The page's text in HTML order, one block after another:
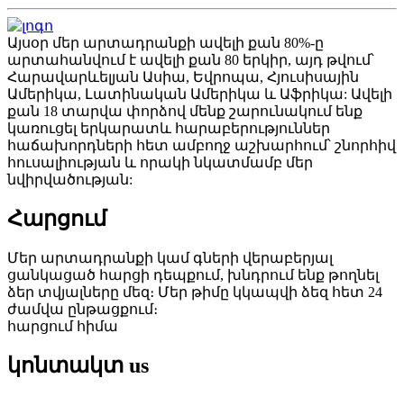
Այսօր մեր արտադրանքի ավելի քան 80%-ը
արտահանվում է ավելի քան 80 երկիր, այդ թվում՝
Հարավարևելյան Ասիա, Եվրոպա, Հյուսիսային
Ամերիկա, Լատինական Ամերիկա և Աֆրիկա: Ավելի
քան 18 տարվա փորձով մենք շարունակում ենք
կառուցել երկարատև հարաբերություններ
հաճախորդների հետ ամբողջ աշխարհում՝ շնորհիվ
հուսալիության և որակի նկատմամբ մեր
նվիրվածության:
Հարցում
Մեր արտադրանքի կամ գների վերաբերյալ
ցանկացած հարցի դեպքում, խնդրում ենք թողնել
ձեր տվյալները մեզ։ Մեր թիմը կկապվի ձեզ հետ 24
ժամվա ընթացքում։
հարցում հիմա
կոնտակտ us